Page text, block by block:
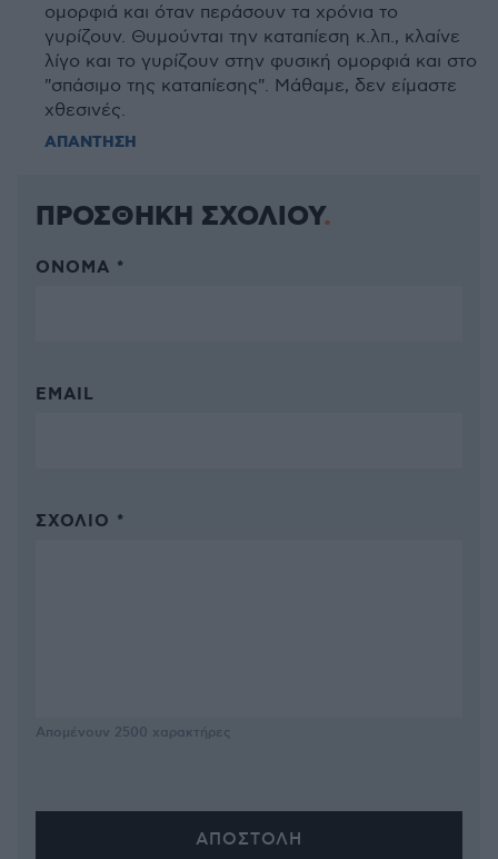
ομορφιά και όταν περάσουν τα χρόνια το
γυρίζουν. Θυμούνται την καταπίεση κ.λπ., κλαίνε
λίγο και το γυρίζουν στην φυσική ομορφιά και στο
"σπάσιμο της καταπίεσης". Μάθαμε, δεν είμαστε
χθεσινές.
ΑΠΑΝΤΗΣΗ
ΠΡΟΣΘΗΚΗ ΣΧΟΛΙΟΥ
ΌΝΟΜΑ *
EMAIL
ΣΧΌΛΙΟ *
Απομένουν 2500 χαρακτήρες